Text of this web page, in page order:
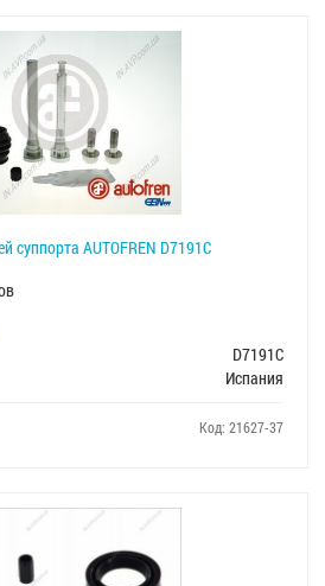
AUTOFREN D7191C
D7191C
Испания
Код: 21627-37